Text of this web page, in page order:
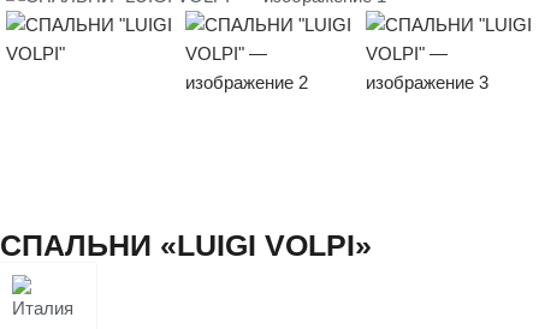
СПАЛЬНИ «LUIGI VOLPI»